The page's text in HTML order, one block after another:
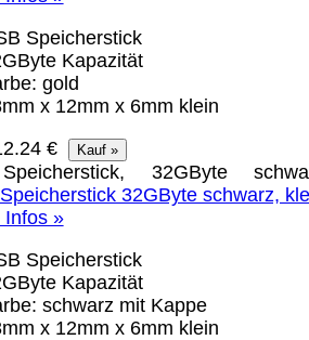
Speicherstick
Kapazität
gold
x 12mm x 6mm klein
€
32GByte
Infos »
Speicherstick
Kapazität
schwarz mit Kappe
x 12mm x 6mm klein